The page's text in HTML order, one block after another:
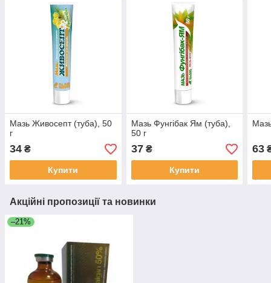
Мазь Живосепт (туба), 50
г
34 ₴
Купити
Мазь Фунгібак Ям (туба),
50 г
37₴
Купити
63
Акційні пропозиції та новинки
–21%